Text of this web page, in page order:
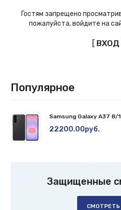
Гостям запрещено
пожалуйста, войдите на
[ ВХОД
Популярное
Samsung Galaxy A37 8/
22200.00руб.
Защищенные
СМОТРЕТЬ